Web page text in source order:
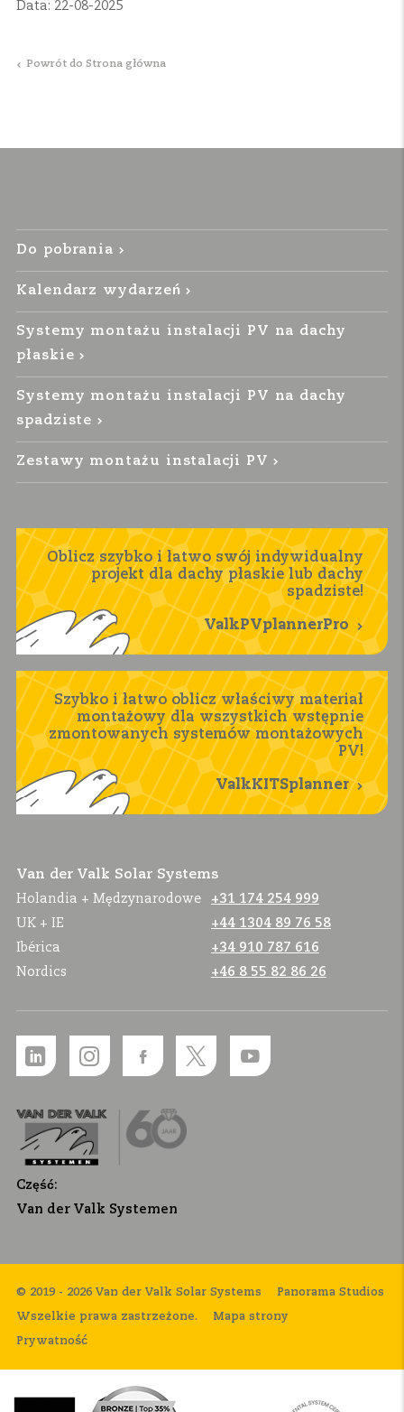
Data: 22-08-2025
Powrót do Strona główna
Do pobrania
Kalendarz wydarzeń
Systemy montażu instalacji PV na dachy
płaskie
Systemy montażu instalacji PV na dachy
spadziste
Zestawy montażu instalacji PV
Oblicz szybko i łatwo swój indywidualny
projekt dla dachy płaskie lub dachy
spadziste!
ValkPVplannerPro
Szybko i łatwo oblicz właściwy materiał
montażowy dla wszystkich wstępnie
zmontowanych systemów montażowych
PV!
ValkKITSplanner
Van der Valk Solar Systems
Holandia + Mędzynarodowe
+31 174 254 999
UK + IE
+44 1304 89 76 58
Ibérica
+34 910 787 616
Nordics
+46 8 55 82 86 26
Część:
Van der Valk Systemen
© 2019 - 2026 Van der Valk Solar Systems
Wszelkie prawa zastrzeżone. Mapa strony
Prywatność
Panorama Studios